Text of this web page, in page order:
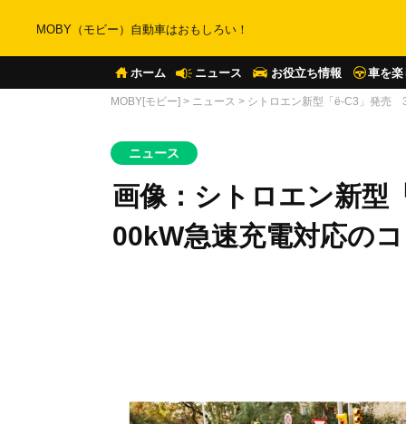
MOBY（モビー）自動車はおもしろい！
ホーム ニュース お役立ち情報 車を楽
MOBY[モビー] > ニュース > シトロエン新型「ë-C3」発売
ニュース
画像：シトロエン新
00kW急速充電対応の